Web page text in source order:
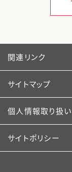
関連リンク
サイトマップ
個人情報取り扱い
サイトポリシー